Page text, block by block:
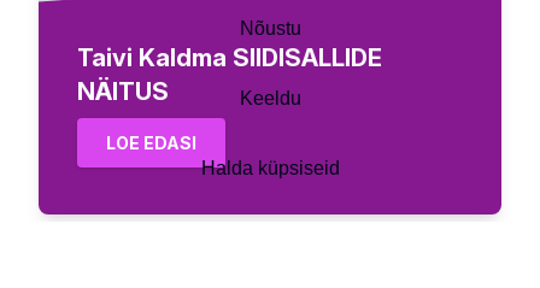
Taivi Kaldma SIIDISALLIDE
NÄITUS
LOE EDASI
Nõustu
Keeldu
Halda küpsiseid